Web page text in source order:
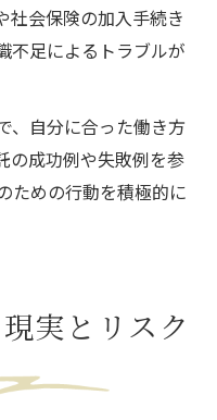
社会保険の加入手続き
不足によるトラブルが
、自分に合った働き方
の成功例や失敗例を参
ための行動を積極的に
実とリスク